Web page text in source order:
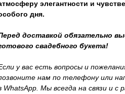
элегантности и
дня.
доставкой обязательно
свадебного букета!
у вас есть вопросы и
нам по телефону или
WhatsApp. Мы всегда на связи и с